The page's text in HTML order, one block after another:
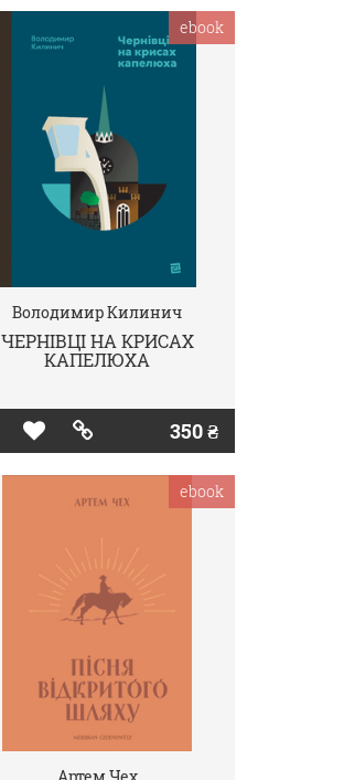
Володимир Килинич
ЧЕРНІВЦІ НА КРИСАХ
КАПЕЛЮХА
350 ₴
ebook
ebook